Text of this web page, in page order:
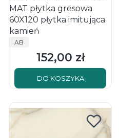
MAT płytka gresowa
60X120 płytka imitująca
kamień
PRODUCENT
AB
Cena
152,00 zł
DO KOSZYKA